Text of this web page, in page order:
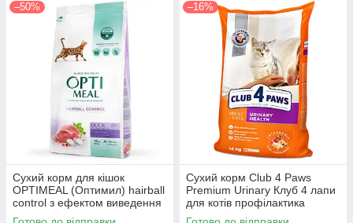
–50%
Сухий корм для кішок
OPTIMEAL (Оптимил) hairball
control з ефектом виведення
вовни з качкою 10 кг (термін
–16%
Сухий корм Club 4 Paws
Premium Urinary Клуб 4 лапи
для котів профілактика
здоров'я сечокам'яної